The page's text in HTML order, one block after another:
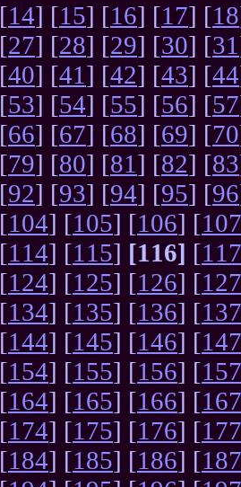
[14] [15] [16] [17] [18
[27] [28] [29] [30] [31
[40] [41 ] [42] [43] [44
[53] [54] [55] [56] [57
[66] [67] [68] [69] [70
[79] [80] [81 ] [82] [83
[92] [93] [94] [95] [96
[104] [105] [106] [107
[114] [115] [116] [117
[124] [125] [126] [127
[134] [135] [136] [137
[144] [145] [146] [147
[154] [155] [156] [157
[164] [165] [166] [167
[174] [175] [176] [177
[184] [185] [186] [187